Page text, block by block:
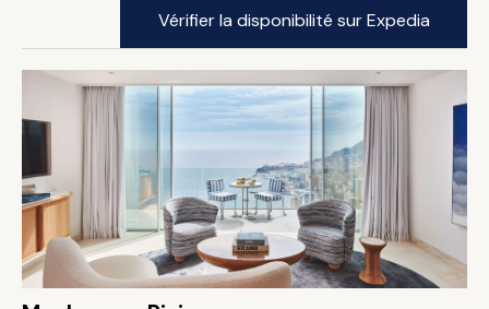
Vérifier la disponibilité sur Expedia